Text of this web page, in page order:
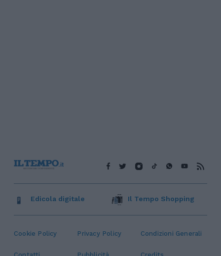
Cookie Policy Privacy Policy Condizioni Generali
Edicola digitale Il Tempo Shopping